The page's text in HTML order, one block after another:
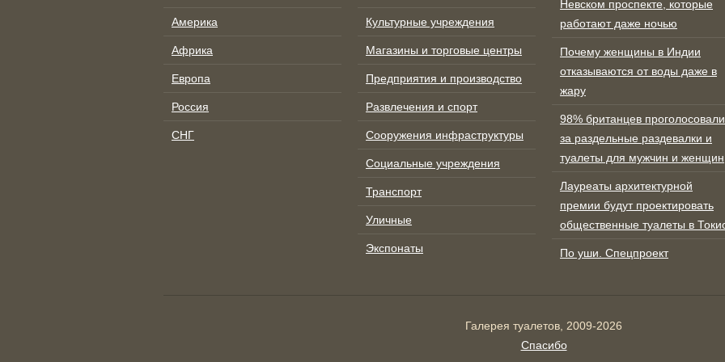
Америка
Африка
Европа
Россия
СНГ
Культурные учреждения
Магазины и торговые центры
Предприятия и производство
Развлечения и спорт
Сооружения инфраструктуры
Социальные учреждения
Транспорт
Уличные
Экспонаты
Невском проспекте, которые
работают даже ночью
Почему женщины в Индии
отказываются от воды даже в
жару
98% британцев проголосовали
за раздельные раздевалки и
туалеты для мужчин и женщин
Лауреаты архитектурной
премии будут проектировать
общественные туалеты в
По уши. Спецпроект
Галерея туалетов, 2009-2026
Спасибо